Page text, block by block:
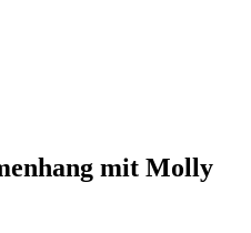
mit Molly